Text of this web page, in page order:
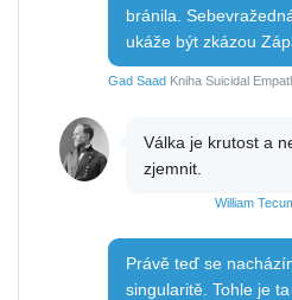
bránila.
ukáže být zkázou
Gad Saad Kniha Suicidal
Válka je krutost a
zjemnit.
William
Právě teď se
singularitě. Tohle je ta